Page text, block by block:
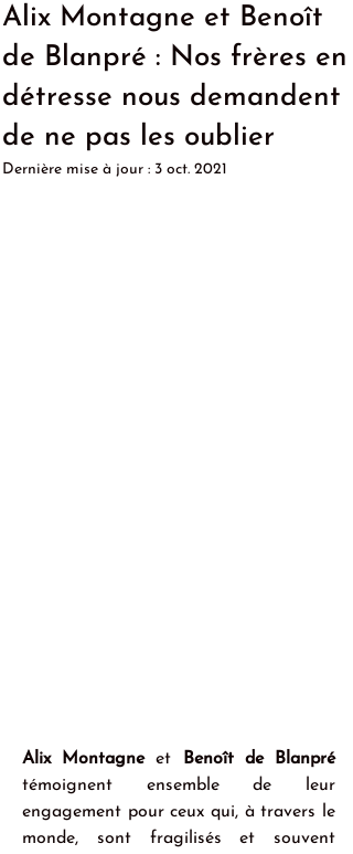
Alix Montagne et Benoît
de Blanpré : Nos frères en
détresse nous demandent
de ne pas les oublier
Dernière mise à jour : 3 oct. 2021
Alix Montagne et
Benoît de Blanpré
témoignent ensemble de leur
engagement pour ceux qui, à travers le
monde, sont fragilisés et souvent